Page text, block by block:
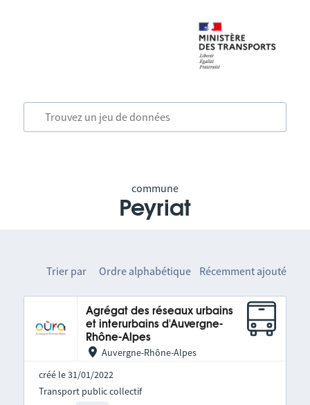
commune
Peyriat
Trier par Ordre alphabétique Récemment ajouté
Agrégat des réseaux urbains
et interurbains d'Auvergne-
Rhône-Alpes
Auvergne-Rhône-Alpes
créé le 31/01/2022
Transport public collectif